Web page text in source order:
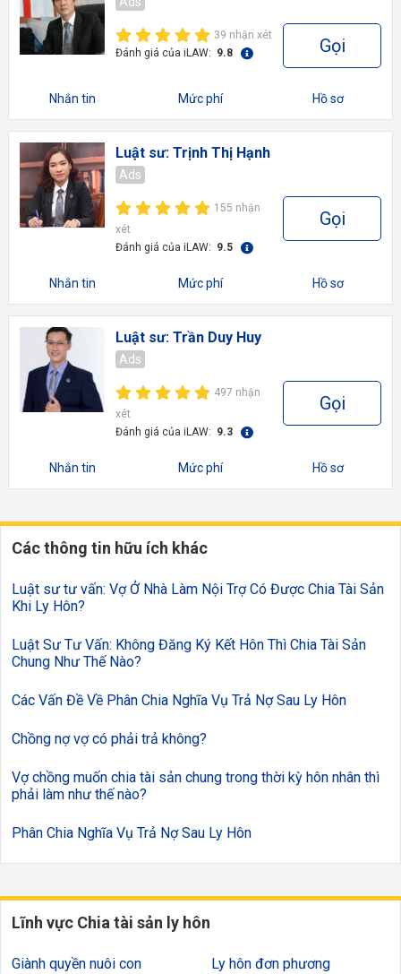
39 nhận xét
Đánh giá của iLAW: 9.8 Gọi
Nhắn tin Mức phí Hồ sơ
Luật sư: Trịnh Thị Hạnh
Ads
155 nhận
xét
Đánh giá của iLAW: 9.5
Gọi
Nhắn tin Mức phí Hồ sơ
Luật sư: Trần Duy Huy
Ads
497 nhận
xét
Đánh giá của iLAW: 9.3
Gọi
Nhắn tin Mức phí Hồ sơ
Các thông tin hữu ích khác
Luật sư tư vấn: Vợ Ở Nhà Làm Nội Trợ Có Được Chia Tài Sản
Khi Ly Hôn?
Luật Sư Tư Vấn: Không Đăng Ký Kết Hôn Thì Chia Tài Sản
Chung Như Thế Nào?
Các Vấn Đề Về Phân Chia Nghĩa Vụ Trả Nợ Sau Ly Hôn
Chồng nợ vợ có phải trả không?
Vợ chồng muốn chia tài sản chung trong thời kỳ hôn nhân thì
phải làm như thế nào?
Phân Chia Nghĩa Vụ Trả Nợ Sau Ly Hôn
Lĩnh vực Chia tài sản ly hôn
Giành quyền nuôi con Ly hôn đơn phương